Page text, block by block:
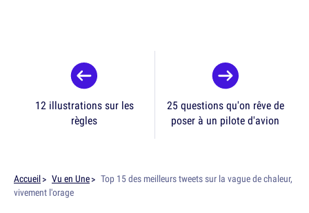
12 illustrations sur les
règles
25 questions qu'on rêve de
poser à un pilote d'avion
Accueil Vu en Une
Top 15 des meilleurs tweets sur la vague de chaleur,
vivement l'orage